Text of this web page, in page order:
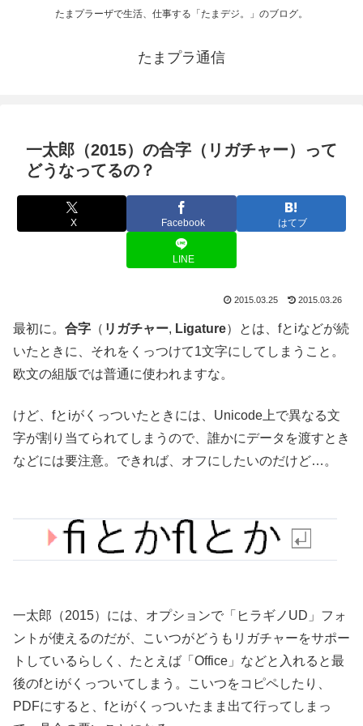
たまプラーザで生活、仕事する「たまデジ。」のブログ。
たまプラ通信
一太郎（2015）の合字（リガチャー）って
どうなってるの？
X Facebook はてブ
LINE
2015.03.25 2015.03.26
最初に。 合字 （ リガチャー, Ligature）とは、fとiなどが続
いたときに、それをくっつけて1文字にしてしまうこと。
欧文の組版では普通に使われますな。
けど、fとiがくっついたときには、Unicode上で異なる文
字が割り当てられてしまうので、誰かにデータを渡すとき
などには要注意。できれば、オフにしたいのだけど…。
一太郎（2015）には、オプションで「ヒラギノUD」フォ
ントが使えるのだが、こいつがどうもリガチャーをサポー
トしているらしく、たとえば「Office」などと入れると最
後のfとiがくっついてしまう。こいつをコピペしたり、
PDFにすると、fとiがくっついたまま出て行ってしまっ